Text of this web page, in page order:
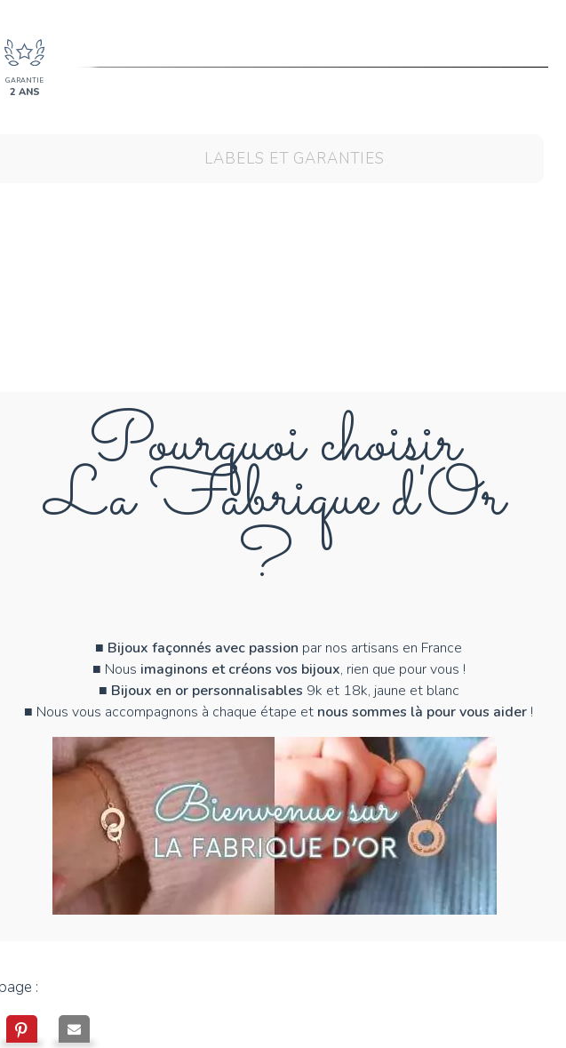
GARANTIE
2 ANS
LABELS ET GARANTIES
Pourquoi choisir
La Fabrique d'Or
?
■ Bijoux façonnés avec passion par nos artisans en France
■ Nous imaginons et créons vos bijoux, rien que pour vous !
■ Bijoux en or personnalisables 9k et 18k, jaune et blanc
■ Nous vous accompagnons à chaque étape et nous sommes là pour vous aider !
: